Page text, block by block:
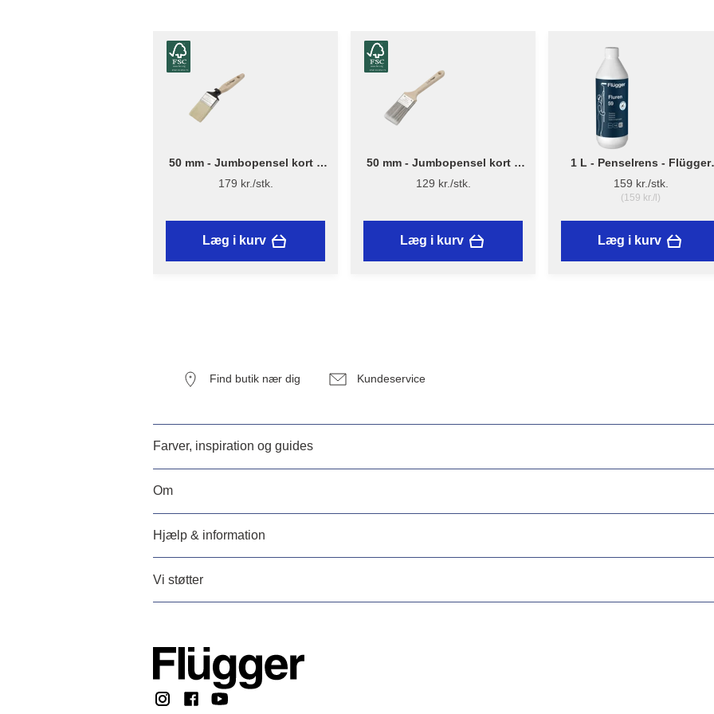
50 mm - Jumbopensel kort –
Flügger Excellence Series
179 kr./stk.
Læg i kurv
50 mm - Jumbopensel kort –
Flügger Pro Series
129 kr./stk.
Læg i kurv
1 L - Penselrens - Flügger
Fluren 59
159 kr./stk.
(159 kr./l)
Læg i kurv
Find butik nær dig Kundeservice
Farver, inspiration og guides
Om
Hjælp & information
Vi støtter